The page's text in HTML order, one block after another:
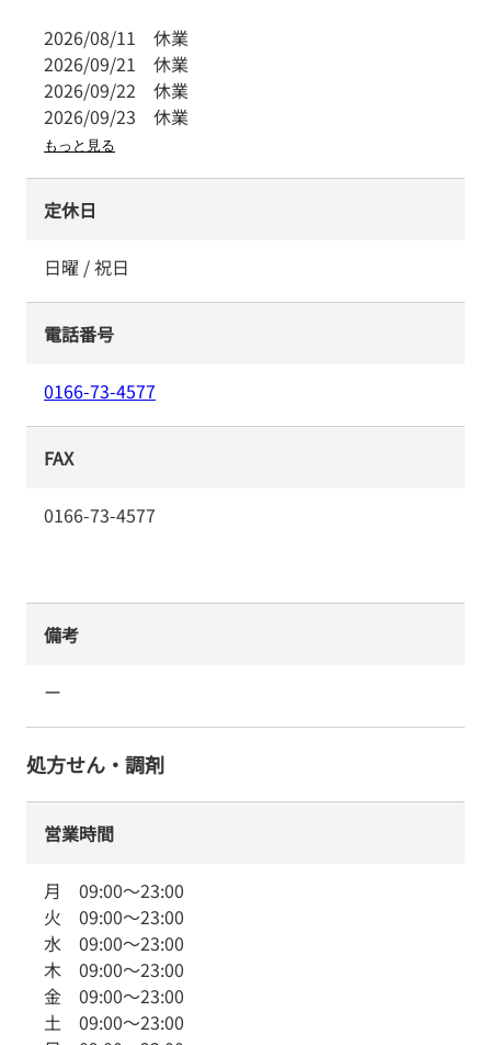
2026/08/11 休業
2026/09/21 休業
2026/09/22 休業
2026/09/23 休業
もっと見る
定休日
日曜 / 祝日
電話番号
0166-73-4577
FAX
0166-73-4577
備考
ー
処方せん・調剤
営業時間
月 09:00～23:00
火 09:00～23:00
水 09:00～23:00
木 09:00～23:00
金 09:00～23:00
土 09:00～23:00